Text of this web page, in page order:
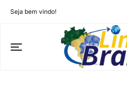
Seja bem vindo!